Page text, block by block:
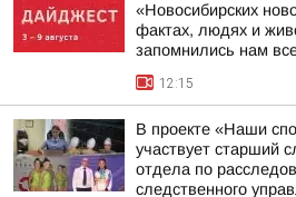
«Новосибирских
фактах, людях и
запомнились нам
12:15
В проекте «Наши
участвует старший
отдела по
следственного